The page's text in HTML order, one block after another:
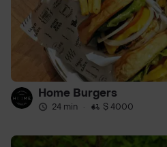
Home Burgers
24 min · $ 4000